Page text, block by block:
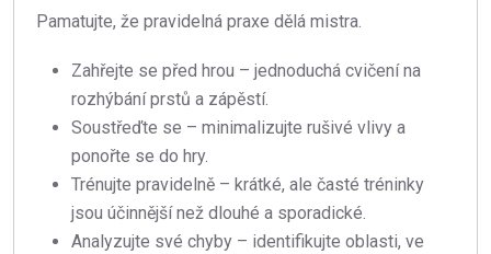
Pamatujte, že pravidelná praxe dělá mistra.
Zahřejte se před hrou – jednoduchá cvičení na
rozhýbání prstů a zápěstí.
Soustřeďte se – minimalizujte rušivé vlivy a
ponořte se do hry.
Trénujte pravidelně – krátké, ale časté tréninky
jsou účinnější než dlouhé a sporadické.
Analyzujte své chyby – identifikujte oblasti, ve